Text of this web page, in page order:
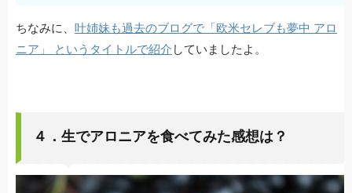
ちなみに、 叶姉妹も過去のブログで「欧米セレブも夢中 アロ
ニア」 というタイトルで紹介 していましたよ。
４．生でアロニアを食べてみた感想は？